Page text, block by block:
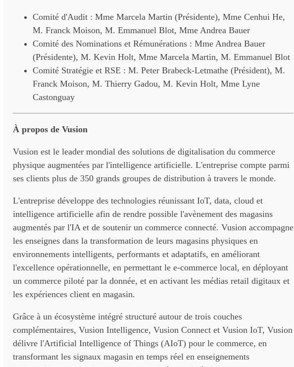
Comité d'Audit : Mme Marcela Martin (Présidente), Mme Cenhui He,
M. Franck Moison, M. Emmanuel Blot, Mme Andrea Bauer
Comité des Nominations et Rémunérations : Mme Andrea Bauer
(Présidente), M. Kevin Holt, Mme Marcela Martin, M. Emmanuel Blot
Comité Stratégie et RSE : M. Peter Brabeck-Letmathe (Président), M.
Franck Moison, M. Thierry Gadou, M. Kevin Holt, Mme Lyne
Castonguay
À propos de Vusion
Vusion est le leader mondial des solutions de digitalisation du commerce
physique augmentées par l'intelligence artificielle. L'entreprise compte parmi
ses clients plus de 350 grands groupes de distribution à travers le monde.
L'entreprise développe des technologies réunissant IoT, data, cloud et
intelligence artificielle afin de rendre possible l'avènement des magasins
augmentés par l'IA et de soutenir un commerce connecté. Vusion accompagne
les enseignes dans la transformation de leurs magasins physiques en
environnements intelligents, performants et adaptatifs, en améliorant
l'excellence opérationnelle, en permettant le e-commerce local, en déployant
un commerce piloté par la donnée, et en activant les médias retail digitaux et
les expériences client en magasin.
Grâce à un écosystème intégré structuré autour de trois couches
complémentaires, Vusion Intelligence, Vusion Connect et Vusion IoT, Vusion
délivre l'Artificial Intelligence of Things (AIoT) pour le commerce, en
transformant les signaux magasin en temps réel en enseignements